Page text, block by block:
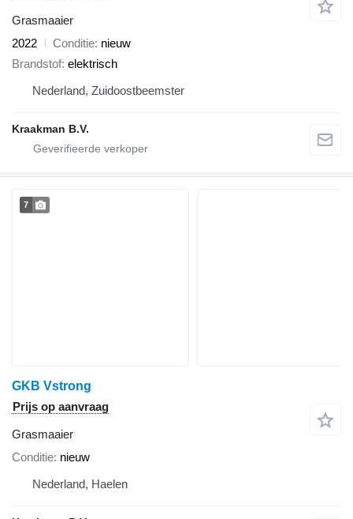
Grasmaaier
2022
Conditie nieuw
Brandstof elektrisch
Nederland, Zuidoostbeemster
Kraakman B.V.
7
GKB Vstrong
Prijs op aanvraag
Grasmaaier
Conditie nieuw
Nederland, Haelen